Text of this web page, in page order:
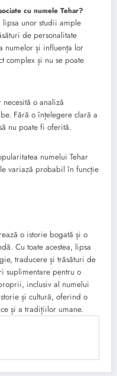
cu numele Tehar?
unor studii ample
de personalitate
numelor și influența lor
complex și nu se poate
necesită o analiză
Fără o înțelegere clară a
nu poate fi oferită.
numelui Tehar
variază probabil în funcție
o istorie bogată și o
Cu toate acestea, lipsa
traducere și trăsături de
suplimentare pentru o
inclusiv al numelui
și cultură, oferind o
și a tradițiilor umane.